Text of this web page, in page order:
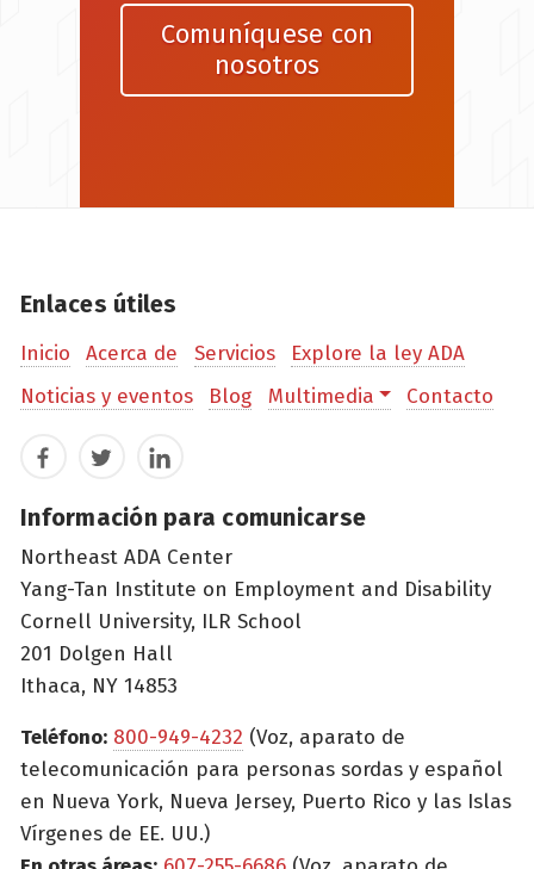
Comuníquese con
nosotros
Enlaces útiles
Inicio Acerca de Servicios
Explore la ley ADA
Noticias y eventos
Blog Multimedia Contacto
FacebookTwitterLinkedIn
Información para comunicarse
Northeast ADA Center
Yang-Tan Institute on Employment and Disability
Cornell University, ILR School
201 Dolgen Hall
Ithaca, NY 14853
Teléfono: 800-949-4232 (Voz, aparato de
telecomunicación para personas sordas y español
en Nueva York, Nueva Jersey, Puerto Rico y las Islas
Vírgenes de EE. UU.)